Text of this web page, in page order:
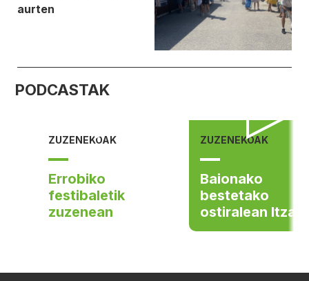
aurten
PODCASTAK
ZUZENEKOAK
Errobiko
festibaletik
zuzenean
ZUZENEKOAK
Baionako
bestetako
ostiralean